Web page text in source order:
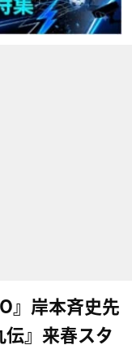
』岸本斉史先
伝』来春スタ